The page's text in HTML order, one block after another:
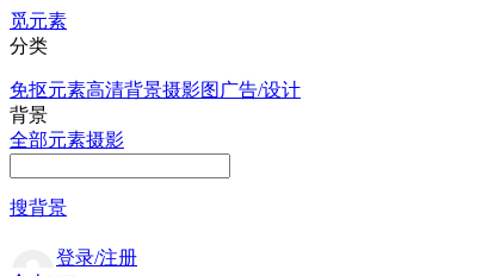
觅元素
分类
免抠元素高清背景摄影图 广告/设计
背景
全部元素摄影
搜背景
登录/注册